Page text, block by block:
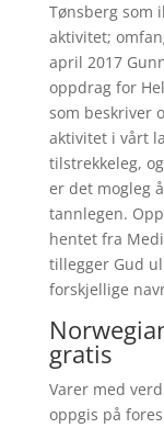
Tønsberg som
aktivitet;
april 2017
oppdrag for
som beskriver
aktivitet i vårt
tilstrekkeleg,
er det mogleg
tannlegen.
hentet fra
tillegger Gud
forskjellige
gratis
Varer med
oppgis på